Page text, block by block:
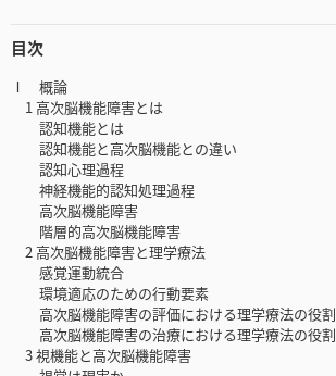
目次
Ⅰ 概論
1 高次脳機能障害とは
認知機能とは
認知機能と高次脳機能との違い
認知心理過程
神経機能的認知処理過程
高次脳機能障害
階層的高次脳機能障害
2 高次脳機能障害と理学療法
感覚運動統合
環境適応のための行動要素
高次脳機能障害の評価における理学療法の役割
高次脳機能障害の治療における理学療法の役割
3 視機能と高次脳機能障害